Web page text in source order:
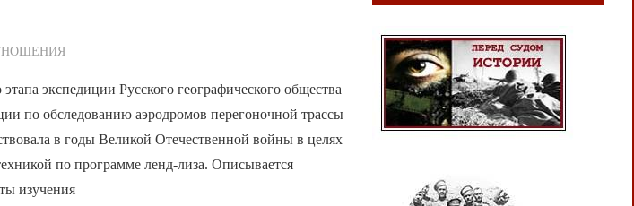
экспедиции Русского географического общества
по обследованию аэродромов перегоночной трассы
в годы Великой Отечественной войны в целях
по программе ленд-лиза. Описывается
изучения